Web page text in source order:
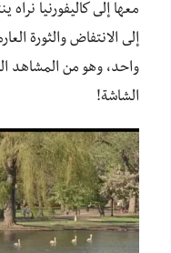
معها إلى كاليفورنيا نراه
إلى الانتفاض والثورة
واحد، وهو من المشاهد
الشاشة!